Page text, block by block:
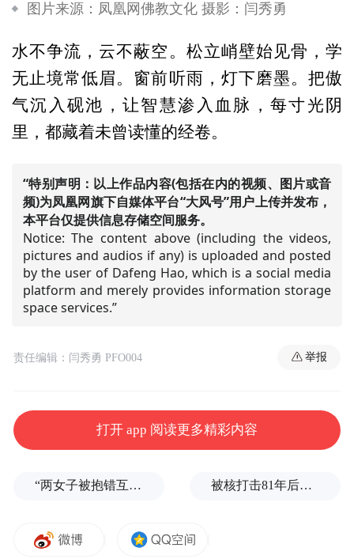
图片来源：凤凰网佛教文化 摄影：闫秀勇
水不争流，云不蔽空。松立峭壁始见骨，学
无止境常低眉。窗前听雨，灯下磨墨。把傲
气沉入砚池，让智慧渗入血脉，每寸光阴
里，都藏着未曾读懂的经卷。
“特别声明：以上作品内容(包括在内的视频、图片或音
频)为凤凰网旗下自媒体平台“大风号”用户上传并发布，
本平台仅提供信息存储空间服务。
Notice: The content above (including the videos,
pictures and audios if any) is uploaded and posted
by the user of Dafeng Hao, which is a social media
platform and merely provides information storage
space services.”
责任编辑：闫秀勇 PFO004 举报
打开 app 阅读更多精彩内容
“两女子被抱错互换人生37年”一当事人沉默多日发声：我不是受益者 被核打击81年后，日本广岛废墟旁响起抗议声：拒绝拥核